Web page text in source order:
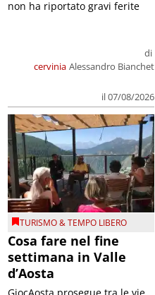
cervinia
di
Alessandro Bianchet
il 07/08/2026
non ha riportato gravi ferite
TURISMO & TEMPO LIBERO
Cosa fare nel fine
settimana in Valle
d’Aosta
GiocAosta prosegue tra le vie